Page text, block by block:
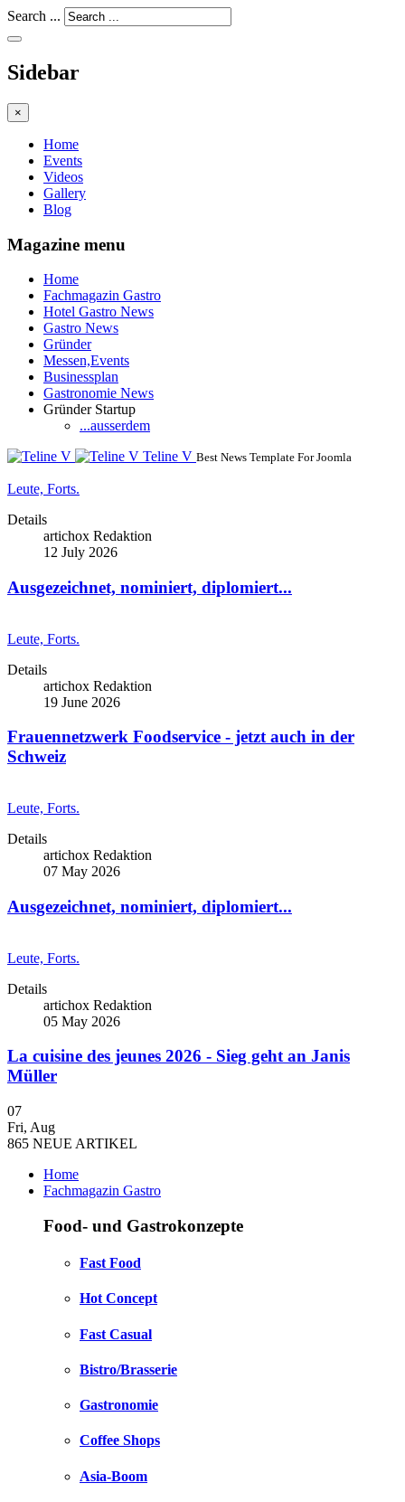
Search ...
Sidebar
×
Home
Events
Videos
Gallery
Blog
Magazine menu
Home
Fachmagazin Gastro
Hotel Gastro News
Gastro News
Gründer
Messen,Events
Businessplan
Gastronomie News
Gründer Startup
...ausserdem
Teline V Best News Template For Joomla
Leute, Forts.
Details
artichox Redaktion
12 July 2026
Ausgezeichnet, nominiert, diplomiert...
Leute, Forts.
Details
artichox Redaktion
19 June 2026
Frauennetzwerk Foodservice - jetzt auch in der
Schweiz
Leute, Forts.
Details
artichox Redaktion
07 May 2026
Ausgezeichnet, nominiert, diplomiert...
Leute, Forts.
Details
artichox Redaktion
05 May 2026
La cuisine des jeunes 2026 - Sieg geht an Janis
Müller
07
Fri, Aug
865 NEUE ARTIKEL
Home
Fachmagazin Gastro
Food- und Gastrokonzepte
Fast Food
Hot Concept
Fast Casual
Bistro/Brasserie
Gastronomie
Coffee Shops
Asia-Boom